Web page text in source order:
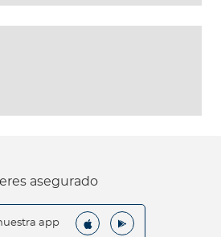
asegurado
app